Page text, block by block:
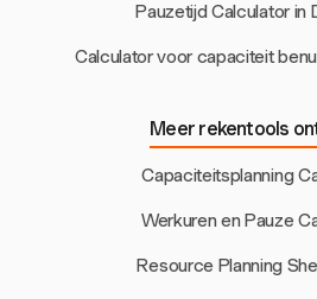
Pauzetijd Calculator in
Calculator voor capaciteit
Meer rekentools
Capaciteitsplanning
Werkuren en Pauze
Resource Planning